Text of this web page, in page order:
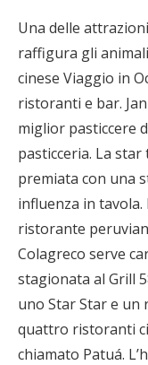
Una delle
raffigura gli
cinese Viaggio in
ristoranti e bar.
miglior pasticcere
pasticceria. La
premiata con una
influenza in
ristorante
Colagreco serve
stagionata al Grill
uno Star Star e un
quattro ristoranti
chiamato Patuá.